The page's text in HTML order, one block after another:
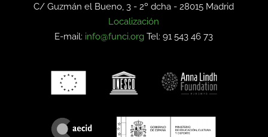
C/ Guzmán el Bueno, 3 - 2º dcha -28015 Madrid
Localización
E-mail: info@funci.org Tel: 91 543 46 73